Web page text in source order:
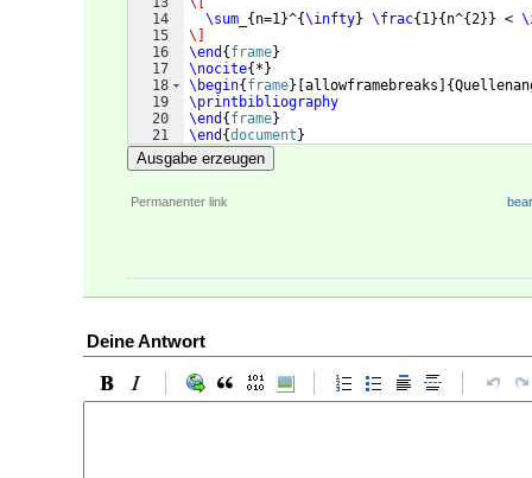
14
15
16
17
18
19
20
21
\sum { n=1}^{\infty} \frac{ 1}{ n^{2}} <
\]
\end { frame}
\nocite{ * }
\begin{ frame} allowframebreaks {
\printbibliography
\end { frame}
\end {document }
Ausgabe erzeugen
Permanenter link
Deine Antwort